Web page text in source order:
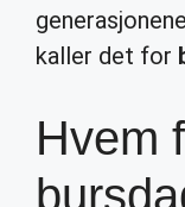
kaller det for
Hvem